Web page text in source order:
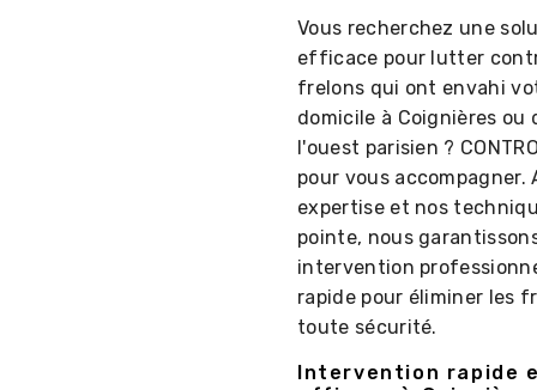
Vous recherchez une
efficace pour lutter
frelons qui ont envahi
domicile à Coignières ou
l'ouest parisien ?
pour vous accompagner.
expertise et nos
pointe, nous
intervention
rapide pour éliminer les
toute sécurité.
Intervention rapide